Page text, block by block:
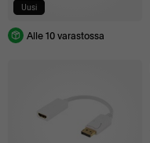
Uusi
Alle 10 varastossa